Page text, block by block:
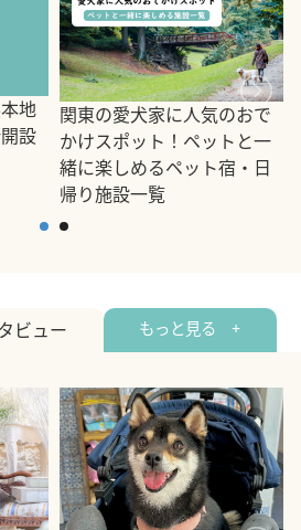
地
設
関東の愛犬家に人気のおで
かけスポット！ペットと一
緒に楽しめるペット宿・日
帰り施設一覧
ビュー もっと見る +